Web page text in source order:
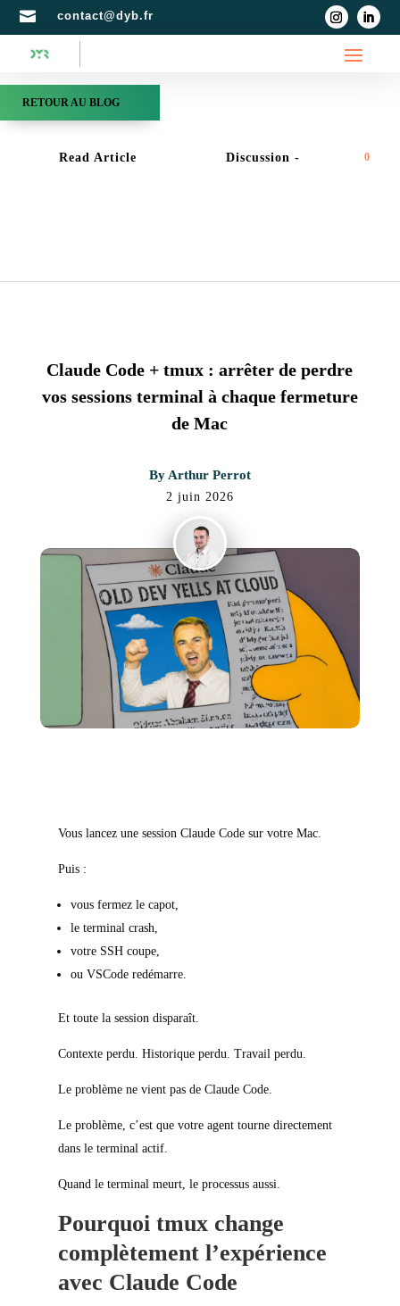
 contact@dyb.fr
RETOUR AU BLOG
Read Article Discussion - 0
Claude Code + tmux : arrêter de perdre
vos sessions terminal à chaque fermeture
de Mac
By Arthur Perrot
2 juin 2026
Vous lancez une session Claude Code sur votre Mac.
Puis :
vous fermez le capot,
le terminal crash,
votre SSH coupe,
ou VSCode redémarre.
Et toute la session disparaît.
Contexte perdu. Historique perdu. Travail perdu.
Le problème ne vient pas de Claude Code.
Le problème, c’est que votre agent tourne directement
dans le terminal actif.
Quand le terminal meurt, le processus aussi.
Pourquoi tmux change
complètement l’expérience
avec Claude Code